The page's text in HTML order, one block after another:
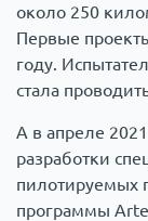
около 250
Первые
году.
стала
А в апреле
разработки
пилотируемых
программы